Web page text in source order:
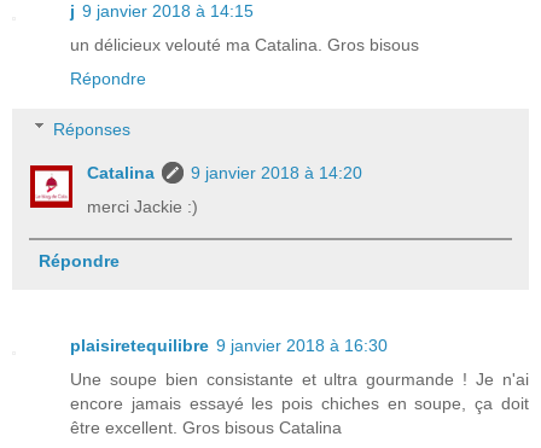
j 9 janvier 2018 à 14:15
un délicieux velouté ma Catalina. Gros bisous
Répondre
Réponses
Catalina
9 janvier 2018 à 14:20
merci Jackie :)
Répondre
plaisiretequilibre 9 janvier 2018 à 16:30
Une soupe bien consistante et ultra gourmande ! Je n'ai
encore jamais essayé les pois chiches en soupe, ça doit
être excellent. Gros bisous Catalina